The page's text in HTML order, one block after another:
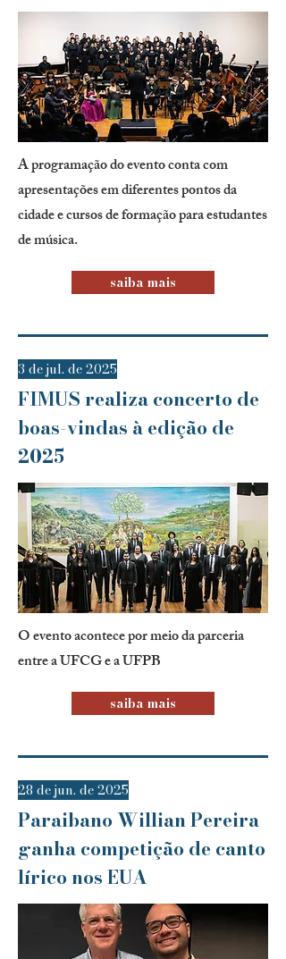
A programação do evento conta com
apresentações em diferentes pontos da
cidade e cursos de formação para estudantes
de música.
saiba mais
3 de jul. de 2025
FIMUS realiza concerto de
boas-vindas à edição de
2025
O evento acontece por meio da parceria
entre a UFCG e a UFPB
saiba mais
28 de jun. de 2025
Paraibano Willian Pereira
ganha competição de canto
lírico nos EUA